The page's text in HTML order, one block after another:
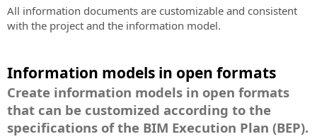
All information documents are customizable and consistent
with the project and the information model.
Information models in open formats
Create information models in open formats
that can be customized according to the
specifications of the BIM Execution Plan (BEP).